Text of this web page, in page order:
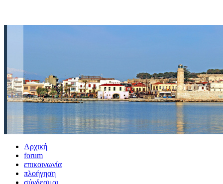
Αρχική
forum
επικοινωνία
πλοήγηση
σύνδεσμοι